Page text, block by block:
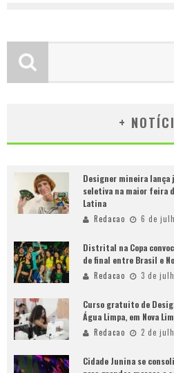
+
Designer mineira lança
seletiva na maior feira
Latina
Redacao 6 de
Distrital na Copa
de final entre Brasil e
Redacao 3 de
Curso gratuito de
Água Limpa, em Nova
Redacao 2 de
Cidade Junina se